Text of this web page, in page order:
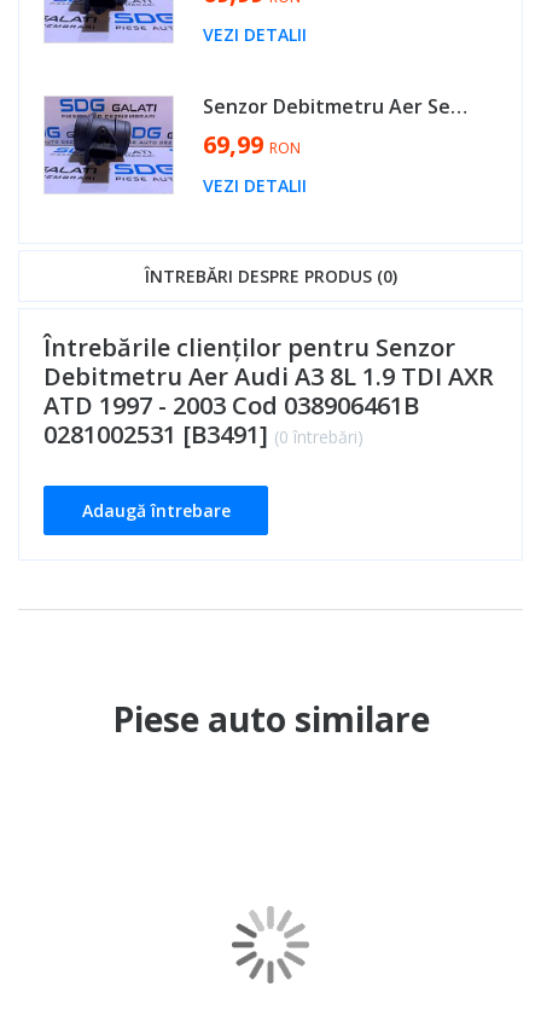
VEZI DETALII
Senzor Debitmetru Aer Seat Cordoba 1.4 TDI AMF 2003 - 2009 Cod 038906461B 0281002531 [B3491]
69,99 RON
VEZI DETALII
ÎNTREBĂRI DESPRE PRODUS (0)
Întrebările clienților pentru Senzor
Debitmetru Aer Audi A3 8L 1.9 TDI AXR
ATD 1997 - 2003 Cod 038906461B
0281002531 [B3491] (0 întrebări)
Adaugă întrebare
Piese auto similare